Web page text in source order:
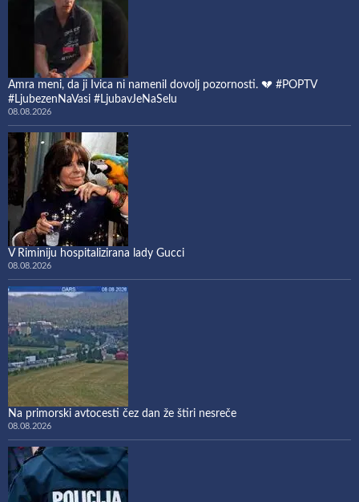
Amra meni, da ji Ivica ni namenil dovolj pozornosti. 💔 #POPTV
#LjubezenNaVasi #LjubavJeNaSelu
08.08.2026
V Riminiju hospitalizirana lady Gucci
08.08.2026
Na primorski avtocesti čez dan že štiri nesreče
08.08.2026